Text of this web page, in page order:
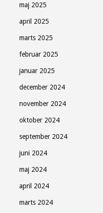
maj 2025
april 2025
marts 2025
februar 2025
januar 2025
december 2024
november 2024
oktober 2024
september 2024
juni 2024
maj 2024
april 2024
marts 2024